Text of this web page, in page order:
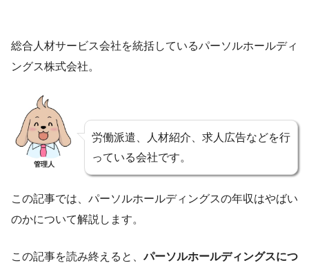
総合人材サービス会社を統括しているパーソルホールディ
ングス株式会社。
管理人
労働派遣、人材紹介、求人広告などを行
っている会社です。
この記事では、パーソルホールディングスの年収はやばい
のかについて解説します。
この記事を読み終えると、パーソルホールディングスにつ